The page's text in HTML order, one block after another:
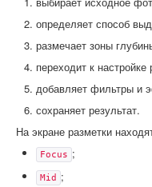
определяет способ
размечает зоны
переходит к настройке
добавляет фильтры и
сохраняет результат.
На экране разметки
Focus ;
Mid ;